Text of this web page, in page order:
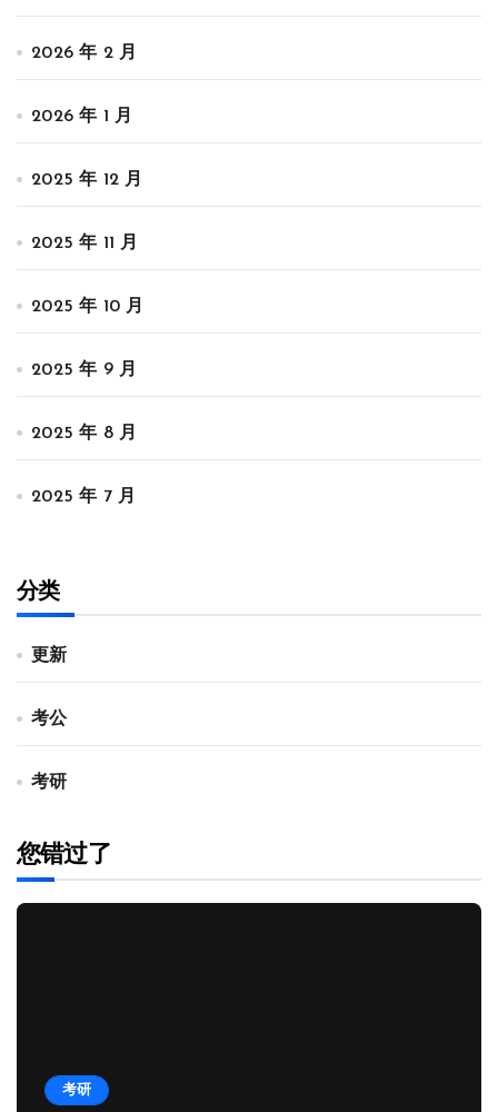
2026 年 2 月
2026 年 1 月
2025 年 12 月
2025 年 11 月
2025 年 10 月
2025 年 9 月
2025 年 8 月
2025 年 7 月
分类
更新
考公
考研
您错过了
考研